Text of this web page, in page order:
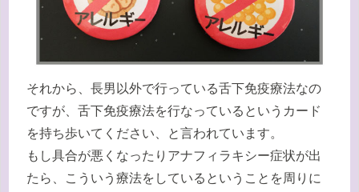
それから、長男以外で行っている舌下免疫療法なの
ですが、舌下免疫療法を行なっているというカード
を持ち歩いてください、と言われています。
もし具合が悪くなったりアナフィラキシー症状が出
たら、こういう療法をしているということを周りに